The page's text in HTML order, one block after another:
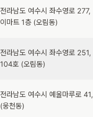
전라남도 여수시 좌수영로 277,
이마트 1층 (오림동)
전라남도 여수시 좌수영로 251,
104호 (오림동)
전라남도 여수시 예울마루로 41,
(웅천동)